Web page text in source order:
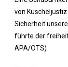
von
Sicherheit
führte der
APA/OTS)